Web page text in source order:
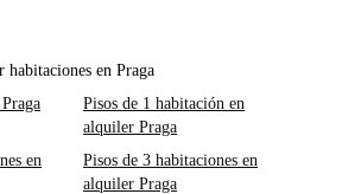
habitaciones en Praga
Pisos de 1 habitación en
alquiler Praga
en
Pisos de 3 habitaciones en
alquiler Praga